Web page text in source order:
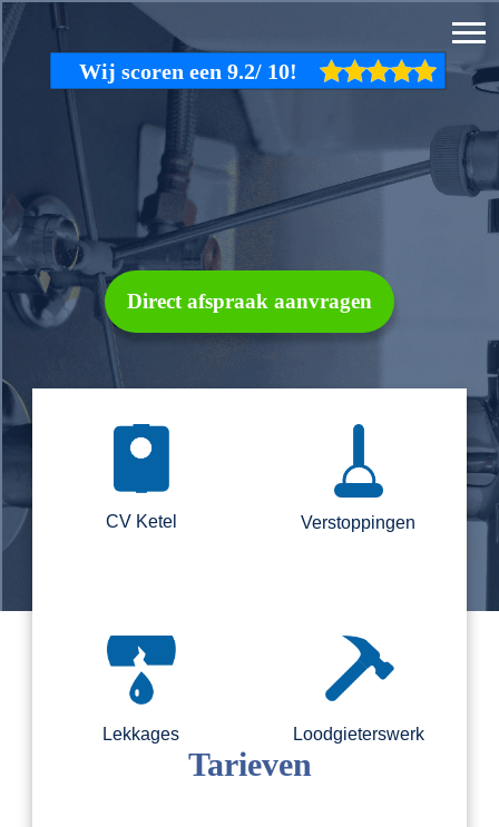
Direct afspraak aanvragen
CV Ketel Verstoppingen
Lekkages Loodgieterswerk
Tarieven